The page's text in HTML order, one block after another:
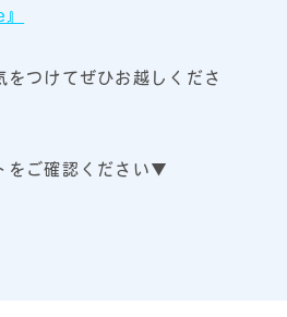
』
をつけてぜひお越しくださ
をご確認ください▼